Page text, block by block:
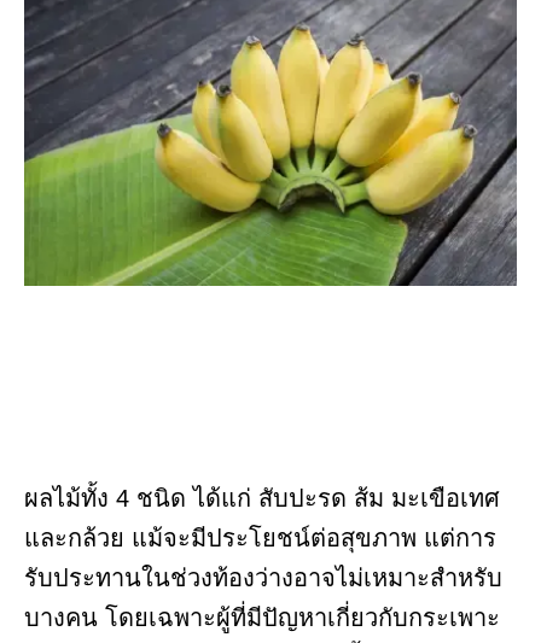
ผลไม้ทั้ง 4 ชนิด ได้แก่ สับปะรด ส้ม มะเขือเทศ
และกล้วย แม้จะมีประโยชน์ต่อสุขภาพ แต่การ
รับประทานในช่วงท้องว่างอาจไม่เหมาะสำหรับ
บางคน โดยเฉพาะผู้ที่มีปัญหาเกี่ยวกับกระเพาะ